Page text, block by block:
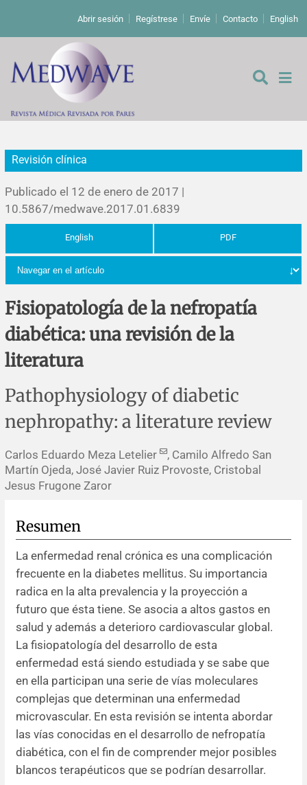
Abrir sesión Regístrese Envíe Contacto English
De los editores
Editoriales
Comentarios
Cartas a los editores
Errata y notas de reserva
Agradecimientos
Impressum
Estudios originales
Estudios cualitativos
Revisiones sistemáticas
Protocolos
Evaluaciones económicas
Análisis
Revisiones clínicas
Artículos de revisión
Notas metodológicas
Comunicaciones breves
Problemas de salud pública
Notas históricas y reseñas
Ensayos
Reporte de caso
Notas técnicas
Práctica clínica
Descripción
Política de cobros
Políticas editoriales
Patrocinadores y financiamiento
Editores
Comité editorial
Resúmenes de congresos
Noticias
Revisión clínica
Publicado el 12 de enero de 2017 |
10.5867/medwave.2017.01.6839
English PDF
Fisiopatología de la nefropatía
diabética: una revisión de la
literatura
Pathophysiology of diabetic
nephropathy: a literature review
Carlos Eduardo Meza Letelier
, Camilo Alfredo San
Martín Ojeda, José Javier Ruiz Provoste, Cristobal
Jesus Frugone Zaror
Resumen
La enfermedad renal crónica es una complicación
frecuente en la diabetes mellitus. Su importancia
radica en la alta prevalencia y la proyección a
futuro que ésta tiene. Se asocia a altos gastos en
salud y además a deterioro cardiovascular global.
La fisiopatología del desarrollo de esta
enfermedad está siendo estudiada y se sabe que
en ella participan una serie de vías moleculares
complejas que determinan una enfermedad
microvascular. En esta revisión se intenta abordar
las vías conocidas en el desarrollo de nefropatía
diabética, con el fin de comprender mejor posibles
blancos terapéuticos que se podrían desarrollar.